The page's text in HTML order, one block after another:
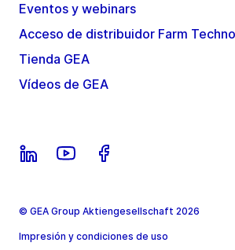
Eventos y webinars
Acceso de distribuidor Farm
Tienda GEA
Vídeos de GEA
© GEA Group Aktiengesellschaft 2026
Impresión y condiciones de uso